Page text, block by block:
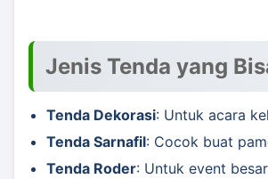
Jenis Tenda yang
Tenda Dekorasi: Untuk acara
Tenda Sarnafil: Cocok buat
Tenda Roder: Untuk event